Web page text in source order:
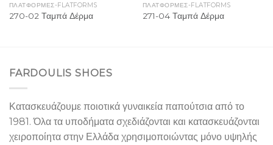
ΠΛΑΤΦΌΡΜΕΣ-FLATFORMS
270-02 Ταμπά Δέρμα
ΠΛΑΤΦΌΡΜΕΣ-FLATFORMS
271-04 Ταμπά Δέρμα
FARDOULIS SHOES
Κατασκευάζουμε ποιοτικά γυναικεία παπούτσια από το
1981. Όλα τα υποδήματα σχεδιάζονται και κατασκευάζονται
χειροποίητα στην Ελλάδα χρησιμοποιώντας μόνο υψηλής